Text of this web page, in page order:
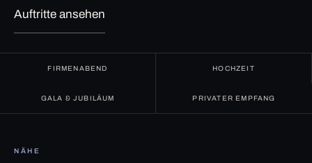
Auftritte ansehen
FIRMENABEND HOCHZEIT
GALA & JUBILÄUM PRIVATER EMPFANG
NÄHE